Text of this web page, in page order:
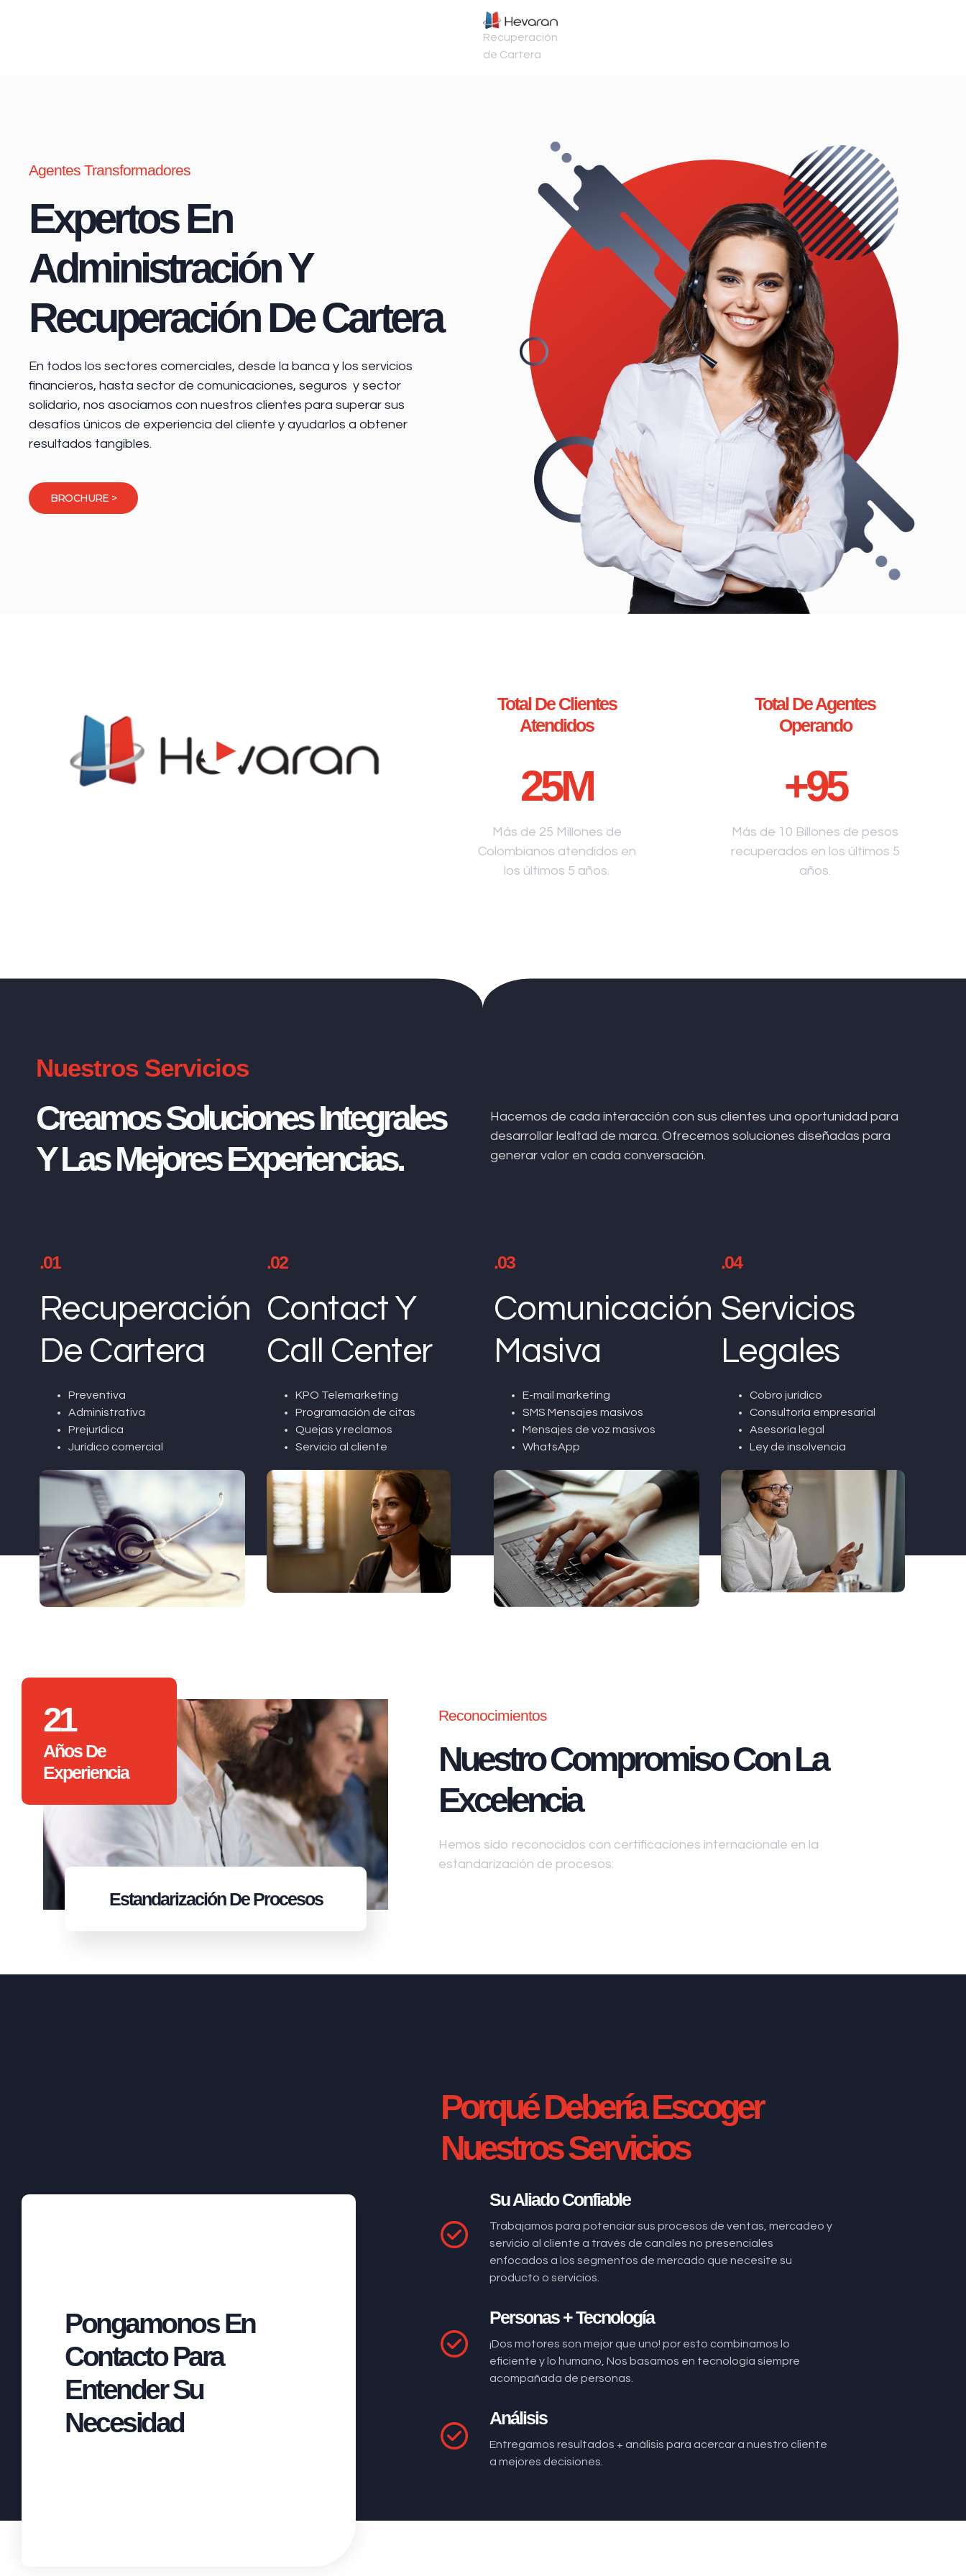
Recuperación
de Cartera
Agentes Transformadores
Expertos En
Administración Y
Recuperación De Cartera
En todos los sectores comerciales, desde la banca y los servicios
financieros, hasta sector de comunicaciones, seguros y sector
solidario, nos asociamos con nuestros clientes para superar sus
desafíos únicos de experiencia del cliente y ayudarlos a obtener
resultados tangibles.
BROCHURE >
Total De Clientes
Atendidos
25M
Más de 25 Millones de
Colombianos atendidos en
los últimos 5 años.
Total De Agentes
Operando
+95
Más de 10 Billones de pesos
recuperados en los últimos 5
años.
Nuestros Servicios
Creamos Soluciones Integrales
Y Las Mejores Experiencias.
Hacemos de cada interacción con sus clientes una oportunidad para
desarrollar lealtad de marca. Ofrecemos soluciones diseñadas para
generar valor en cada conversación.
.01
Recuperación
De Cartera
Preventiva
Administrativa
Prejurídica
Jurídico comercial
.02
Contact Y
Call Center
KPO Telemarketing
Programación de citas
Quejas y reclamos
Servicio al cliente
.03
Comunicación
Masiva
E-mail marketing
SMS Mensajes masivos
Mensajes de voz masivos
WhatsApp
.04
Servicios
Legales
Cobro jurídico
Consultoría empresarial
Asesoría legal
Ley de insolvencia
21
Años De
Experiencia
EstandarizaciónDe Procesos
Reconocimientos
Nuestro Compromiso Con La
Excelencia
Hemos sido reconocidos con certificaciones internacionale en la
estandarización de procesos:
Pongamonos En
Contacto Para
Entender Su
Necesidad
Porqué Debería Escoger
Nuestros Servicios
Su Aliado Confiable
Trabajamos para potenciar sus procesos de ventas, mercadeo y
servicio al cliente a través de canales no presenciales
enfocados a los segmentos de mercado que necesite su
producto o servicios.
Personas + Tecnología
¡Dos motores son mejor que uno! por esto combinamos lo
eficiente y lo humano, Nos basamos en tecnología siempre
acompañada de personas.
Análisis
Entregamos resultados + análisis para acercar a nuestro cliente
a mejores decisiones.